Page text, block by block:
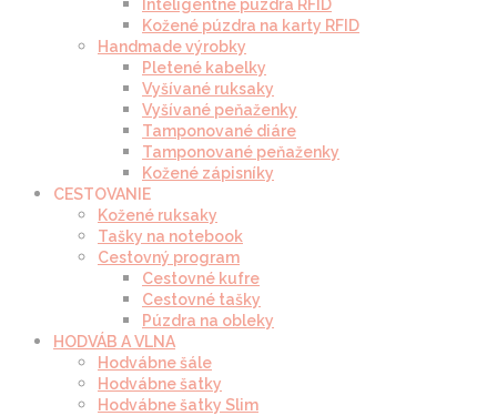
Inteligentné púzdra RFID
Kožené púzdra na karty RFID
Handmade výrobky
Pletené kabelky
Vyšívané ruksaky
Vyšívané peňaženky
Tamponované diáre
Tamponované peňaženky
Kožené zápisníky
CESTOVANIE
Kožené ruksaky
Tašky na notebook
Cestovný program
Cestovné kufre
Cestovné tašky
Púzdra na obleky
HODVÁB A VLNA
Hodvábne šále
Hodvábne šatky
Hodvábne šatky Slim